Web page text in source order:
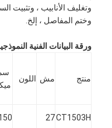
وتغليف الأنابيب ، وتثبيت
وختم المفاصل ، إلخ.
ورقة البيانات الفنية
منتج مش اللون
CT1503H
27